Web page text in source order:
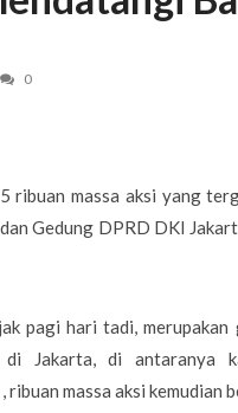
0
ribuan massa aksi yang
Gedung DPRD DKI
pagi hari tadi,
di Jakarta, di antaranya
ribuan massa aksi